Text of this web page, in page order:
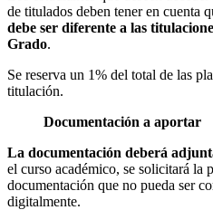
de titulados deben tener en cuenta
debe ser diferente a las
Grado.
Se reserva un 1% del total de las
titulación.
Documentación a aportar
La documentación deberá
el curso académico, se solicitará la
documentación que no pueda ser
digitalmente.